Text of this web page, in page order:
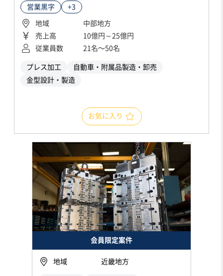
営業黒字
+3
地域
中部地方
売上高
10億円～25億円
従業員数
21名〜50名
プレス加工
自動車・附属品製造・卸売
金型設計・製造
お気に入り
会員限定案件
地域 近畿地方